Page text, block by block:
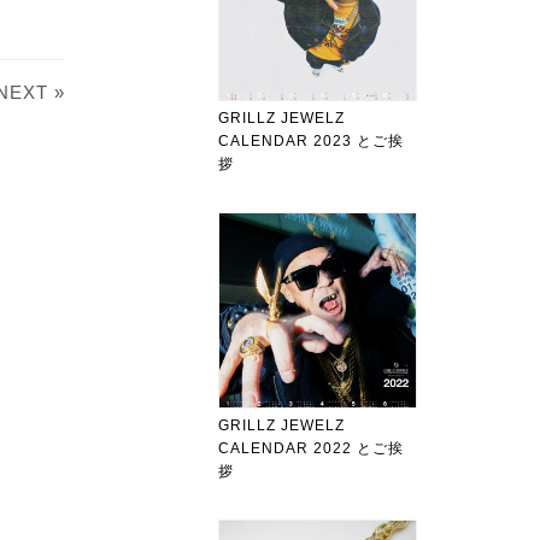
»
GRILLZ JEWELZ
CALENDAR 2023 とご挨
拶
GRILLZ JEWELZ
CALENDAR 2022 とご挨
拶